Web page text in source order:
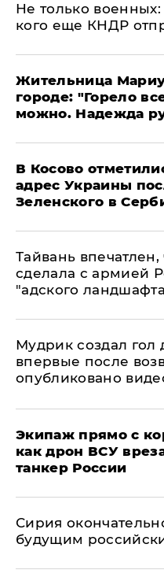
Не только военных:
кого еще КНДР
Жительница
городе: "Горело
можно. Надежда
В Косово
адрес Украины
Зеленского в
Тайвань
сделала с армией
"адского
Мудрик создал гол
впервые после
опубликовано
Экипаж прямо с
как дрон ВСУ
танкер России
Сирия
будущим